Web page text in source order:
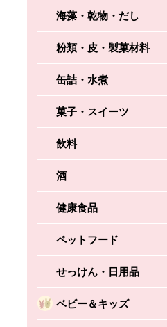
海藻・乾物・だし
粉類・皮・製菓材料
缶詰・水煮
菓子・スイーツ
飲料
酒
健康食品
ペットフード
せっけん・日用品
ベビー＆キッズ